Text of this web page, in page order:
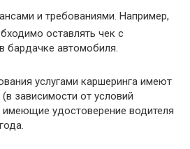
и требованиями. Например,
оставлять чек с
бардачке автомобиля.
услугами каршеринга имеют
зависимости от условий
удостоверение водителя